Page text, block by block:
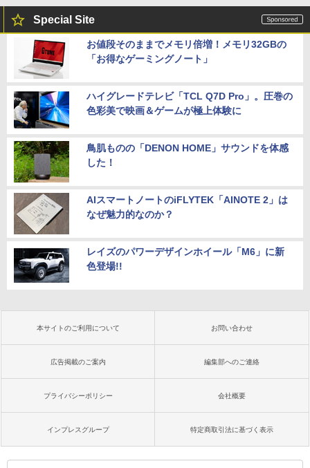
Special Site
お値段そのままでメモリ倍増！メモリ32GBの
「お得なゲーミングノート」
ハイグレードテレビ「TCL Q7D Pro」。圧巻の
色彩美で映画＆ゲームが極上体験に
鳥肌ものの「DENON HOME」サウンドを体感
した！
AIスマートノートのiFLYTEK「AINOTE 2」は
なぜ魅力的なのか？
レイズのパワーデザインホイール「M6」に新
色登場!!
本サイトのご利用について お問い合わせ
広告掲載のご案内 編集部へのご連絡
プライバシーポリシー 会社概要
インプレスグループ 特定商取引法に基づく表示